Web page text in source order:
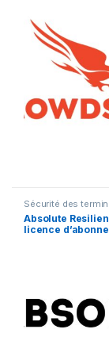
Sécurité des
Absolute
licence